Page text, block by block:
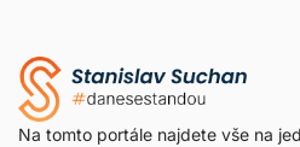
Na tomto portále najdete vše na